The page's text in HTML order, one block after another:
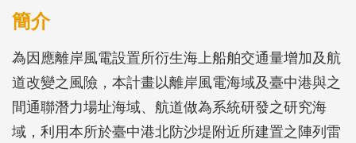
簡介
為因應離岸風電設置所衍生海上船舶交通量增加及航
道改變之風險，本計畫以離岸風電海域及臺中港與之
間通聯潛力場址海域、航道做為系統研發之研究海
域，利用本所於臺中港北防沙堤附近所建置之陣列雷